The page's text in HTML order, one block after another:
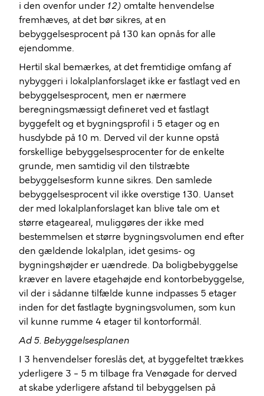
i den ovenfor under 12) omtalte henvendelse
fremhæves, at det bør sikres, at en
bebyggelsesprocent på 130 kan opnås for alle
ejendomme.
Hertil skal bemærkes, at det fremtidige omfang af
nybyggeri i lokalplanforslaget ikke er fastlagt ved en
bebyggelsesprocent, men er nærmere
beregningsmæssigt defineret ved et fastlagt
byggefelt og et bygningsprofil i 5 etager og en
husdybde på 10 m. Derved vil der kunne opstå
forskellige bebyggelsesprocenter for de enkelte
grunde, men samtidig vil den tilstræbte
bebyggelsesform kunne sikres. Den samlede
bebyggelsesprocent vil ikke overstige 130. Uanset
der med lokalplanforslaget kan blive tale om et
større etageareal, muliggøres der ikke med
bestemmelsen et større bygningsvolumen end efter
den gældende lokalplan, idet gesims- og
bygningshøjder er uændrede. Da boligbebyggelse
kræver en lavere etagehøjde end kontorbebyggelse,
vil der i sådanne tilfælde kunne indpasses 5 etager
inden for det fastlagte bygningsvolumen, som kun
vil kunne rumme 4 etager til kontorformål.
Ad 5. Bebyggelsesplanen
I 3 henvendelser foreslås det, at byggefeltet trækkes
yderligere 3 – 5 m tilbage fra Venøgade for derved
at skabe yderligere afstand til bebyggelsen på